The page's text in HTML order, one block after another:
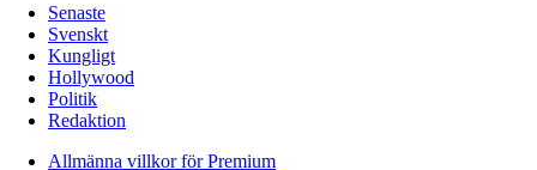
Senaste
Svenskt
Kungligt
Hollywood
Politik
Redaktion
Allmänna villkor för Premium